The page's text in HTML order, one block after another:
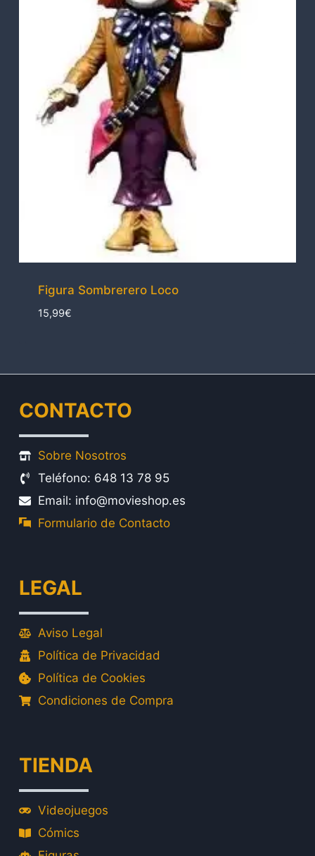
Figura Sombrerero Loco
15,99€
CONTACTO
Sobre Nosotros
Teléfono: 648 13 78 95
Email: info@movieshop.es
Formulario de Contacto
LEGAL
Aviso Legal
Política de Privacidad
Política de Cookies
Condiciones de Compra
TIENDA
Videojuegos
Cómics